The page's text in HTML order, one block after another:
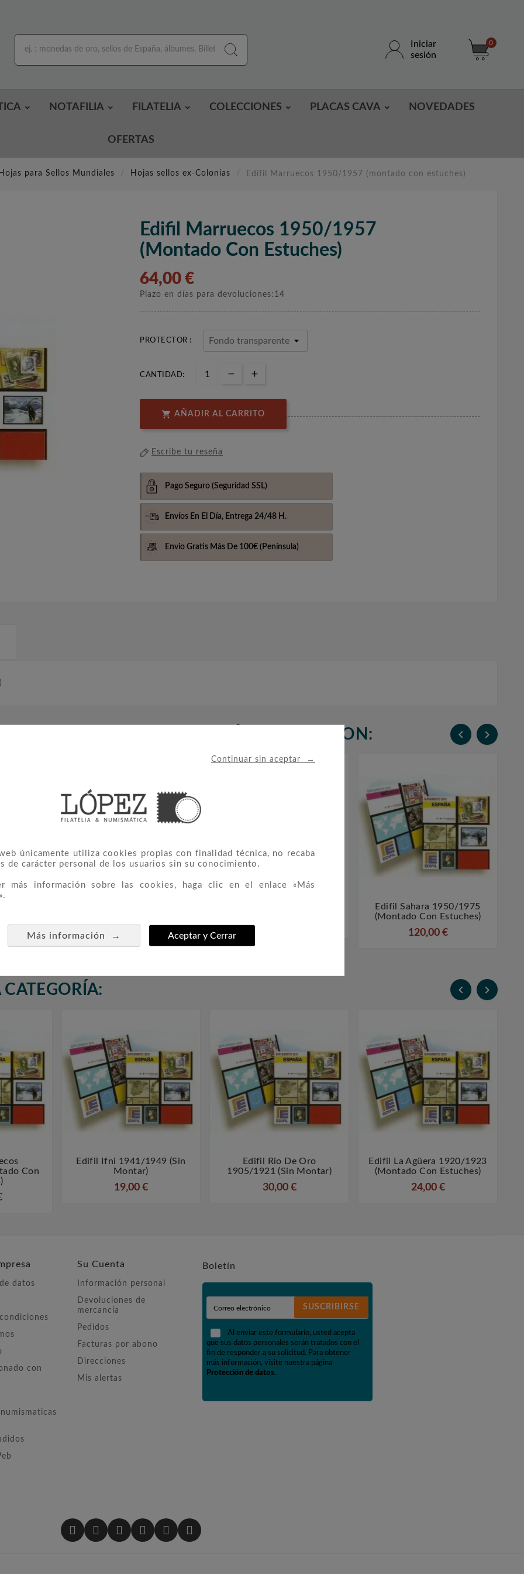
Continuar sin aceptar →
únicamente utiliza cookies propias con finalidad técnica, no recaba
de carácter personal de los usuarios sin su conocimiento.
más información sobre las cookies, haga clic en el enlace «Más
Más información → Aceptar y Cerrar
Iniciar
sesión
0
NOTAFILIA FILATELIA COLECCIONES PLACAS CAVA NOVEDADES
OFERTAS
Hojas para Sellos Mundiales Hojas sellos ex-Colonias Edifil Marruecos 1950/1957 (montado con estuches)
Edifil Marruecos 1950/1957
(montado Con Estuches)
64,00 €
Plazo en días para devoluciones:14
PROTECTOR :
CANTIDAD:
 AÑADIR AL CARRITO
Escribe tu reseña
Pago Seguro (Seguridad SSL)
Envíos En El Día, Entrega 24/48 H.
Envio Gratis Más De 100€ (Península)
ESTE PRODUCTO TAMBIÉN COMPRARON:  
Estuches)
 
Edifil Sahara 1950/1975
(montado Con Estuches)
120,00 €
 
Con
 
Edifil Ifni 1941/1949 (sin
Montar)
19,00 €
 
Edifil Rio De Oro
1905/1921 (sin Montar)
30,00 €
 
Edifil La Agüera 1920/1923
(montado Con Estuches)
24,00 €
datos
con
Su Cuenta
Información personal
Devoluciones de
mercancía
Pedidos
Facturas por abono
Direcciones
Mis alertas
Boletín
SUSCRIBIRSE
Al enviar este formulario, usted acepta
que sus datos personales serán tratados con el
fin de responder a su solicitud. Para obtener
más información, visite nuestra página
Protección de datos.